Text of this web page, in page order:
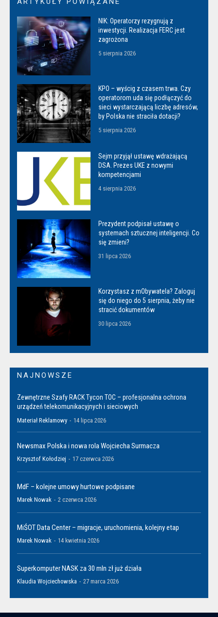
NIK: Operatorzy rezygnują z
inwestycji. Realizacja FERC jest
zagrożona
5 sierpnia 2026
KPO – wyścig z czasem trwa. Czy
operatorom uda się podłączyć do
sieci wystarczającą liczbę adresów,
by Polska nie straciła dotacji?
5 sierpnia 2026
Sejm przyjął ustawę wdrażającą
DSA. Prezes UKE z nowymi
kompetencjami
4 sierpnia 2026
Prezydent podpisał ustawę o
systemach sztucznej inteligencji. Co
się zmieni?
31 lipca 2026
Korzystasz z mObywatela? Zaloguj
się do niego do 5 sierpnia, żeby nie
stracić dokumentów
30 lipca 2026
NAJNOWSZE
Zewnętrzne Szafy RACK Tycon TOC – profesjonalna ochrona
urządzeń telekomunikacyjnych i sieciowych
Materiał Reklamowy - 14 lipca 2026
Newsmax Polska i nowa rola Wojciecha Surmacza
Krzysztof Kołodziej - 17 czerwca 2026
MdF – kolejne umowy hurtowe podpisane
Marek Nowak - 2 czerwca 2026
MiŚOT Data Center – migracje, uruchomienia, kolejny etap
Marek Nowak - 14 kwietnia 2026
Superkomputer NASK za 30 mln zł już działa
Klaudia Wojciechowska - 27 marca 2026